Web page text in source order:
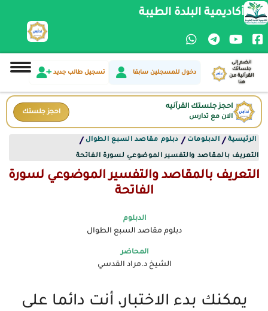
أكاديمية البلدة الطيبة
دخول للمسجلين سابقا تسجيل طالب جديد
انضم إلى
جلساتك
القرآنية من
هنا
احجز جلستك القرآنيه
الان مع تدارس
احجز جلستك
الرئيسية / الدبلومات / دبلوم مقاصد السبع الطوال /
التعريف بالمقاصد والتفسير الموضوعي لسورة الفاتحة
التعريف بالمقاصد والتفسير الموضوعي لسورة
الفاتحة
الدبلوم
دبلوم مقاصد السبع الطوال
المحاضر
الشيخ د.مراد القدسي
يمكنك بدء الاختبار، أنت دائما على